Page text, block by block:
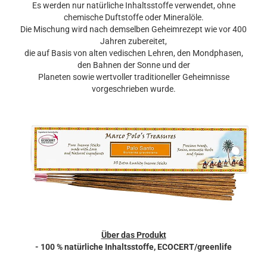
Es werden nur natürliche Inhaltsstoffe verwendet, ohne
chemische Duftstoffe oder Mineralöle.
Die Mischung wird nach demselben Geheimrezept wie vor 400
Jahren zubereitet,
die auf Basis von alten vedischen Lehren, den Mondphasen,
den Bahnen der Sonne und der
Planeten sowie wertvoller traditioneller Geheimnisse
vorgeschrieben wurde.
Über das Produkt
- 100 % natürliche Inhaltsstoffe, ECOCERT/greenlife